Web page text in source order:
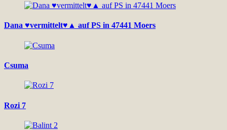
Dana ♥vermittelt♥▲ auf PS in 47441 Moers
Csuma
Rozi 7